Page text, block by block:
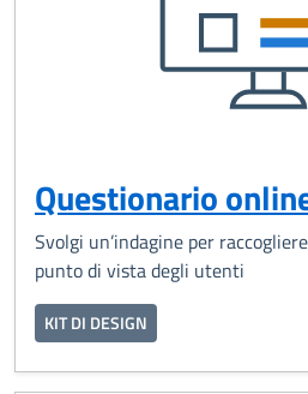
Questionario
Svolgi un’indagine per
punto di vista degli utenti
KIT DI DESIGN